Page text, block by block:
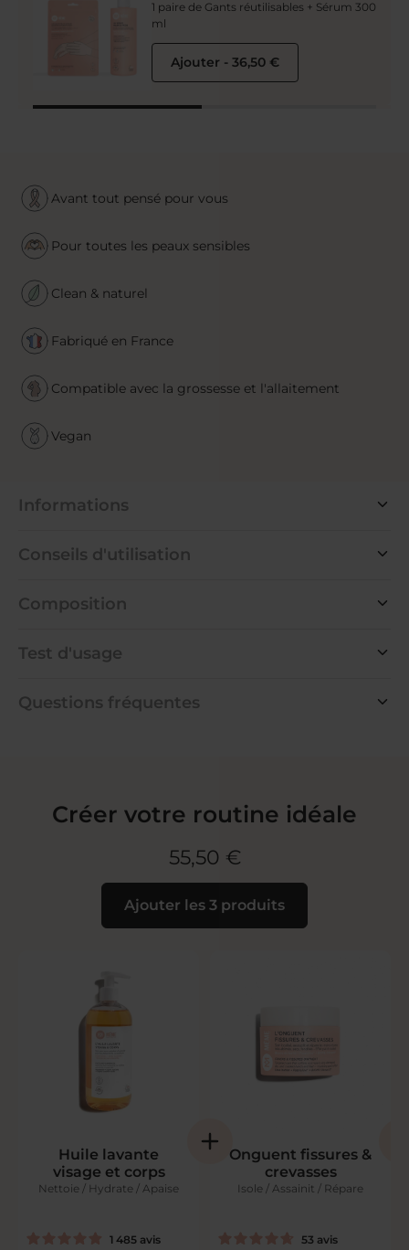
1 paire de Gants réutilisables + Sérum 300
ml
Ajouter - 36,50 €
Avant tout pensé pour vous
Pour toutes les peaux sensibles
Clean & naturel
Fabriqué en France
Compatible avec la grossesse et l'allaitement
Vegan
Informations
Conseils d'utilisation
Composition
Test d'usage
Questions fréquentes
Créer votre routine idéale
55,50 €
Ajouter les 3 produits
Huile lavante
visage et corps
Nettoie / Hydrate / Apaise
1 485 avis
Onguent fissures &
crevasses
Isole / Assainit / Répare
53 avis